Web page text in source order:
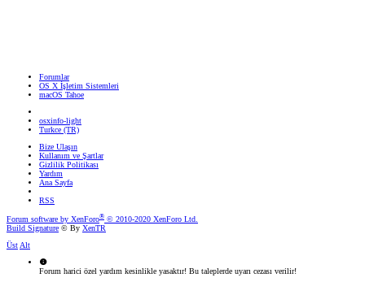
Forumlar
OS X İşletim Sistemleri
macOS Tahoe
osxinfo-light
Turkce (TR)
Bize Ulaşın
Kullanım ve Şartlar
Gizlilik Politikası
Yardım
Ana Sayfa
RSS
Forum software by XenForo® © 2010-2020 XenForo Ltd.
Build Signature © By XenTR
ÜstAlt
Forum harici özel yardım kesinlikle yasaktır! Bu taleplerde uyarı cezası verilir!